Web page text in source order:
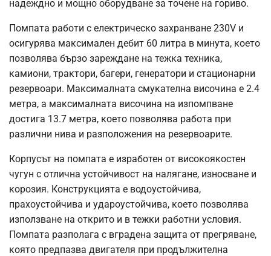
надеждно и мощно оборудване за точене на гориво.
Помпата работи с електрическо захранване 230V и
осигурява максимален дебит 60 литра в минута, което
позволява бързо зареждане на тежка техника,
камиони, трактори, багери, генератори и стационарни
резервоари. Максималната смукателна височина е 2.4
метра, а максималната височина на изпомпване
достига 13.7 метра, което позволява работа при
различни нива и разположения на резервоарите.
Корпусът на помпата е изработен от високоякостен
чугун с отлична устойчивост на налягане, износване и
корозия. Конструкцията е водоустойчива,
прахоустойчива и удароустойчива, което позволява
използване на открито и в тежки работни условия.
Помпата разполага с вградена защита от прегряване,
която предпазва двигателя при продължителна